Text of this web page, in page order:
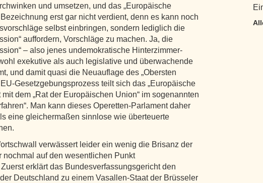
und umsetzen, und das „Europäische
erst gar nicht verdient, denn es kann noch
selbst einbringen, sondern lediglich die
auffordern, Vorschläge zu machen. Ja, die
– also jenes undemokratische Hinterzimmer-
exekutive als auch legislative und überwachende
und damit quasi die Neuauflage des „Obersten
Gesetzgebungsprozess teilt sich das „Europäische
mit dem „Rat der Europäischen Union“ im sogenannten
Man kann dieses Operetten-Parlament daher
eine gleichermaßen sinnlose wie überteuerte
verwässert leider ein wenig die Brisanz der
nochmal auf den wesentlichen Punkt
erklärt das Bundesverfassungsgericht den
Deutschland zu einem Vasallen-Staat der Brüsseler